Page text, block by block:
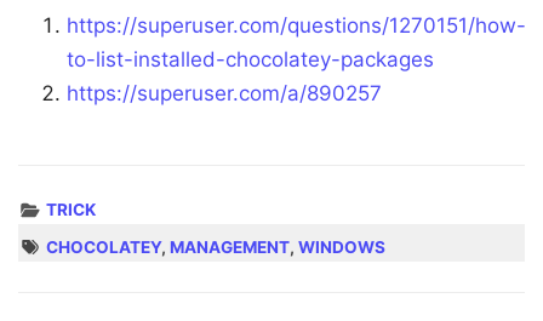
https://superuser.com/questions/1270151/how-
to-list-installed-chocolatey-packages
https://superuser.com/a/890257
TRICK
CHOCOLATEY, MANAGEMENT, WINDOWS